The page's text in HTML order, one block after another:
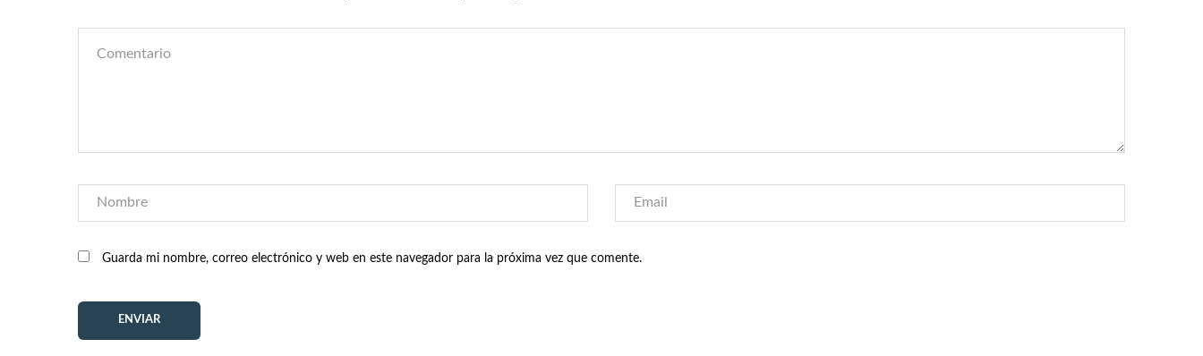
Guarda mi nombre, correo electrónico y web en este navegador para la próxima vez que comente.